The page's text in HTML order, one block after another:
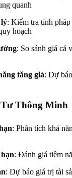
quanh
lý: Kiểm tra tính
hoạch
: So sánh giá cả
tăng giá: Dự
Thông Minh
: Phân tích khả
: Đánh giá tiềm
: Dự báo giá trị tài